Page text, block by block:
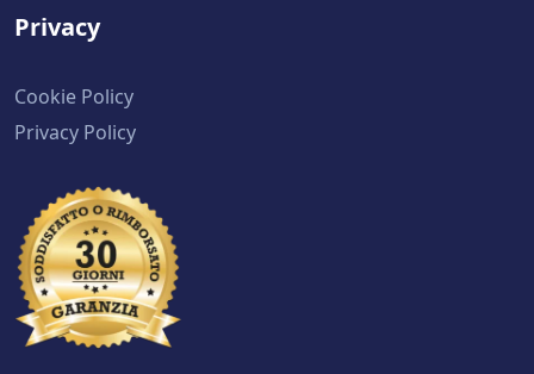
Privacy
Cookie Policy
Privacy Policy